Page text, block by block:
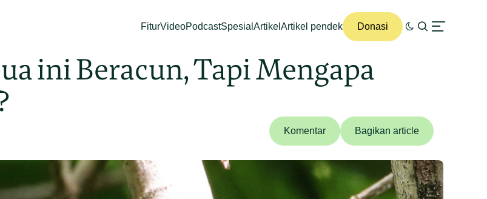
FiturVideoPodcastSpesial Artikel Artikel pendek Donasi
ini Beracun, Tapi Mengapa
Komentar Bagikan article